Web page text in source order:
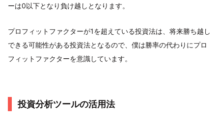
ーは0以下となり負け越しとなります。
プロフィットファクターが1を超えている投資法は、将来勝ち越し
できる可能性がある投資法となるので、僕は勝率の代わりにプロ
フィットファクターを意識しています。
投資分析ツールの活用法